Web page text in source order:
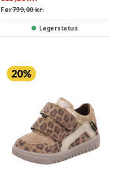
Før799,00 kr.
Lagerstatus